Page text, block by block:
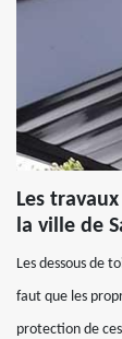
Les
la ville de
Les dessous de
faut que les
protection de